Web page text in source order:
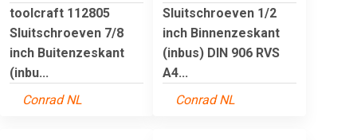
toolcraft 112805
Sluitschroeven 7/8
inch Buitenzeskant
(inbu...
Conrad NL
Sluitschroeven 1/2
inch Binnenzeskant
(inbus) DIN 906 RVS
A4...
Conrad NL